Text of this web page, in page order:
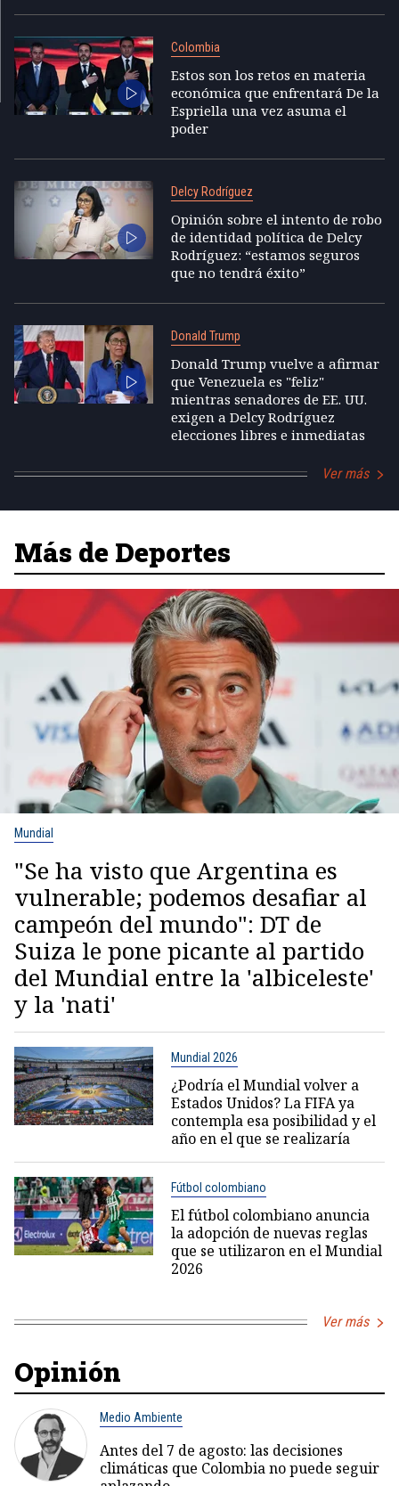
Colombia
Estos son los retos en materia
económica que enfrentará De la
Espriella una vez asuma el
poder
Delcy Rodríguez
Opinión sobre el intento de robo
de identidad política de Delcy
Rodríguez: “estamos seguros
que no tendrá éxito”
Donald Trump
Donald Trump vuelve a afirmar
que Venezuela es "feliz"
mientras senadores de EE. UU.
exigen a Delcy Rodríguez
elecciones libres e inmediatas
Ver más
Más de Deportes
Mundial
"Se ha visto que Argentina es
vulnerable; podemos desafiar al
campeón del mundo": DT de
Suiza le pone picante al partido
del Mundial entre la 'albiceleste'
y la 'nati'
Mundial 2026
¿Podría el Mundial volver a
Estados Unidos? La FIFA ya
contempla esa posibilidad y el
año en el que se realizaría
Fútbol colombiano
El fútbol colombiano anuncia
la adopción de nuevas reglas
que se utilizaron en el Mundial
2026
Ver más
Opinión
Medio Ambiente
Antes del 7 de agosto: las decisiones
climáticas que Colombia no puede seguir